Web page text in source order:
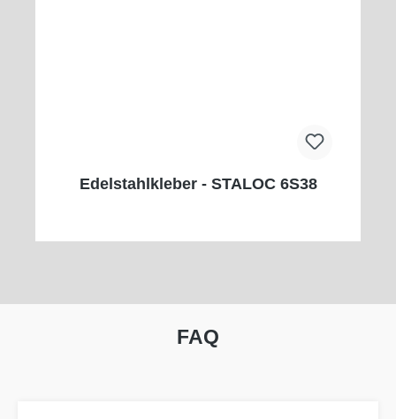
Edelstahlkleber - STALOC 6S38
FAQ